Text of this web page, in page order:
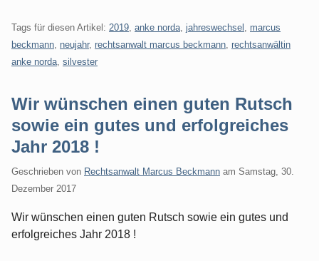
Tags für diesen Artikel: 2019 anke norda jahreswechsel
marcus
beckmann neujahr, rechtsanwalt marcus beckmann rechtsanwältin
anke norda silvester
Wir wünschen einen guten Rutsch
sowie ein gutes und erfolgreiches
Jahr 2018 !
Geschrieben von Rechtsanwalt Marcus Beckmann am Samstag, 30.
Dezember 2017
Wir wünschen einen guten Rutsch sowie ein gutes und
erfolgreiches Jahr 2018 !